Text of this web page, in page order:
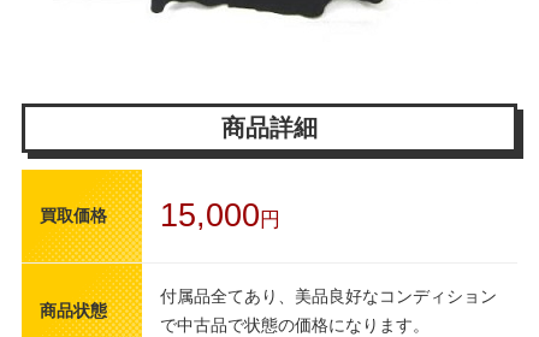
商品詳細
買取価格 15,000 円
商品状態
付属品全てあり、美品良好なコンディション
で中古品で状態の価格になります。